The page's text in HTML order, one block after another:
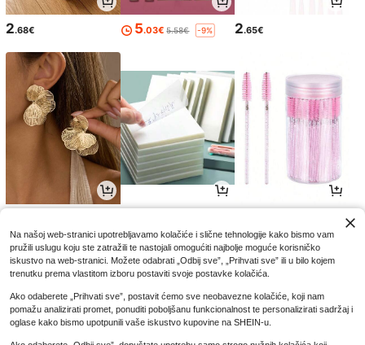
2.68€ 5.03€ 5.58€ -9% 2.65€
Na našoj web-stranici upotrebljavamo kolačiće i slične tehnologije kako bismo vam
pružili uslugu koju ste zatražili te nastojali omogućiti najbolje moguće korisničko
iskustvo na web-stranici. Možete odabrati „Odbij sve”, „Prihvati sve” ili u bilo kojem
trenutku prema vlastitom izboru postaviti svoje postavke kolačića.
Ako odaberete „Prihvati sve”, postavit ćemo sve neobavezne kolačiće, koji nam
pomažu analizirati promet, ponuditi poboljšanu funkcionalnost te personalizirati sadržaj i
oglase kako bismo upotpunili vaše iskustvo kupovine na SHEIN-u.